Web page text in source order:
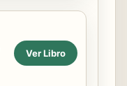
Ver Libro